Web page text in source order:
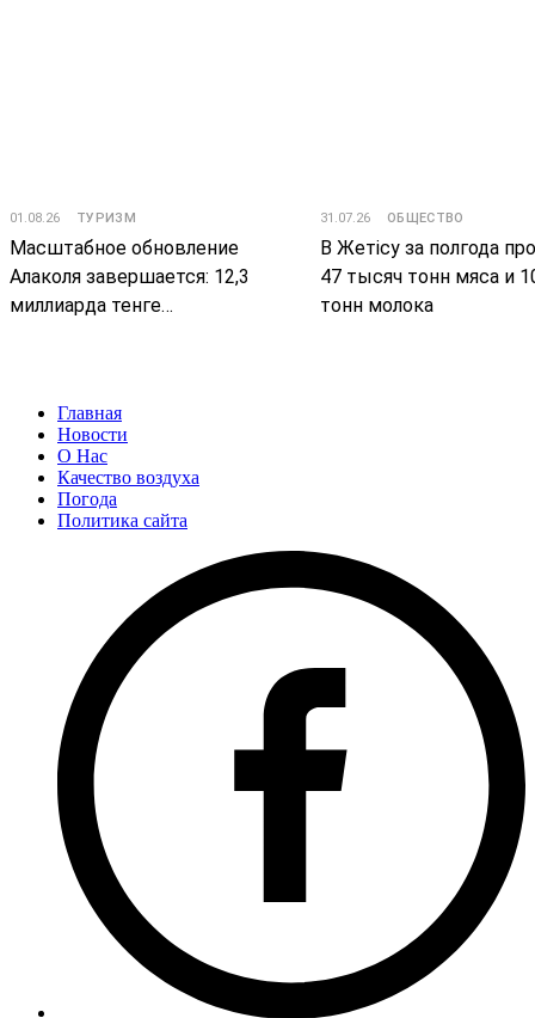
01.08.26 ТУРИЗМ
Масштабное обновление
Алаколя завершается: 12,3
миллиарда тенге
31.07.26 ОБЩЕСТВО
В Жетісу за полгода
47 тысяч тонн мяса и
тонн молока
Главная
Новости
О Нас
Качество воздуха
Погода
Политика сайта